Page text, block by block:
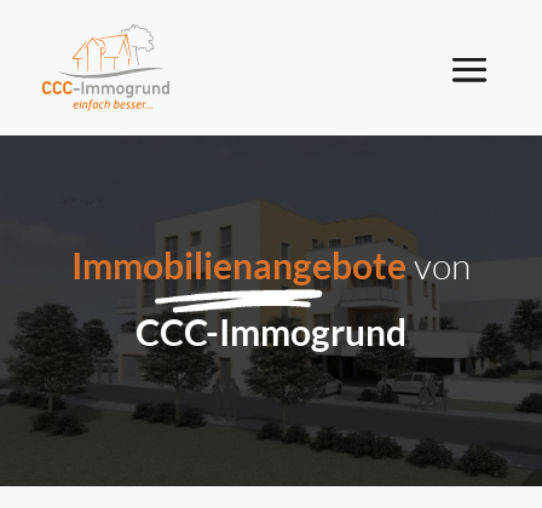
Immobilienangebotevon
CCC-Immogrund